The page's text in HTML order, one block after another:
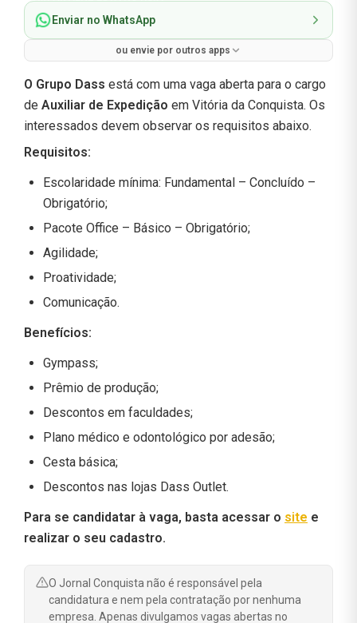
Enviar no WhatsApp
ou envie por outros apps
O Grupo Dass está com uma vaga aberta para o cargo
de Auxiliar de Expedição em Vitória da Conquista. Os
interessados devem observar os requisitos abaixo.
Requisitos:
Escolaridade mínima: Fundamental – Concluído –
Obrigatório;
Pacote Office – Básico – Obrigatório;
Agilidade;
Proatividade;
Comunicação.
Benefícios:
Gympass;
Prêmio de produção;
Descontos em faculdades;
Plano médico e odontológico por adesão;
Cesta básica;
Descontos nas lojas Dass Outlet.
Para se candidatar à vaga, basta acessar o site e
realizar o seu cadastro.
O Jornal Conquista não é responsável pela
candidatura e nem pela contratação por nenhuma
empresa. Apenas divulgamos vagas abertas no